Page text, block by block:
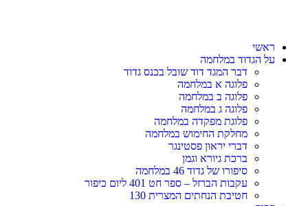
ראשי
על הגדוד במלחמה
דבר המגד דוד שובל בכנס גדוד
פלוגה א במלחמה
פלוגה ב במלחמה
פלוגה ג במלחמה
פלוגת מפקדה במלחמה
מחלקת החימוש במלחמה
דברי יראון פסטינגר
ברכת גיורא וגמן
סיפורו של גדוד 46 במלחמה
עקבות הברזל – ספר חט 401 ליום כיפור
חטיבת הנחתים המצרית 130